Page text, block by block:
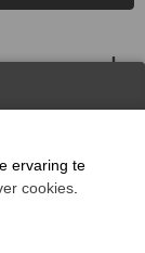
ervaring te
cookies